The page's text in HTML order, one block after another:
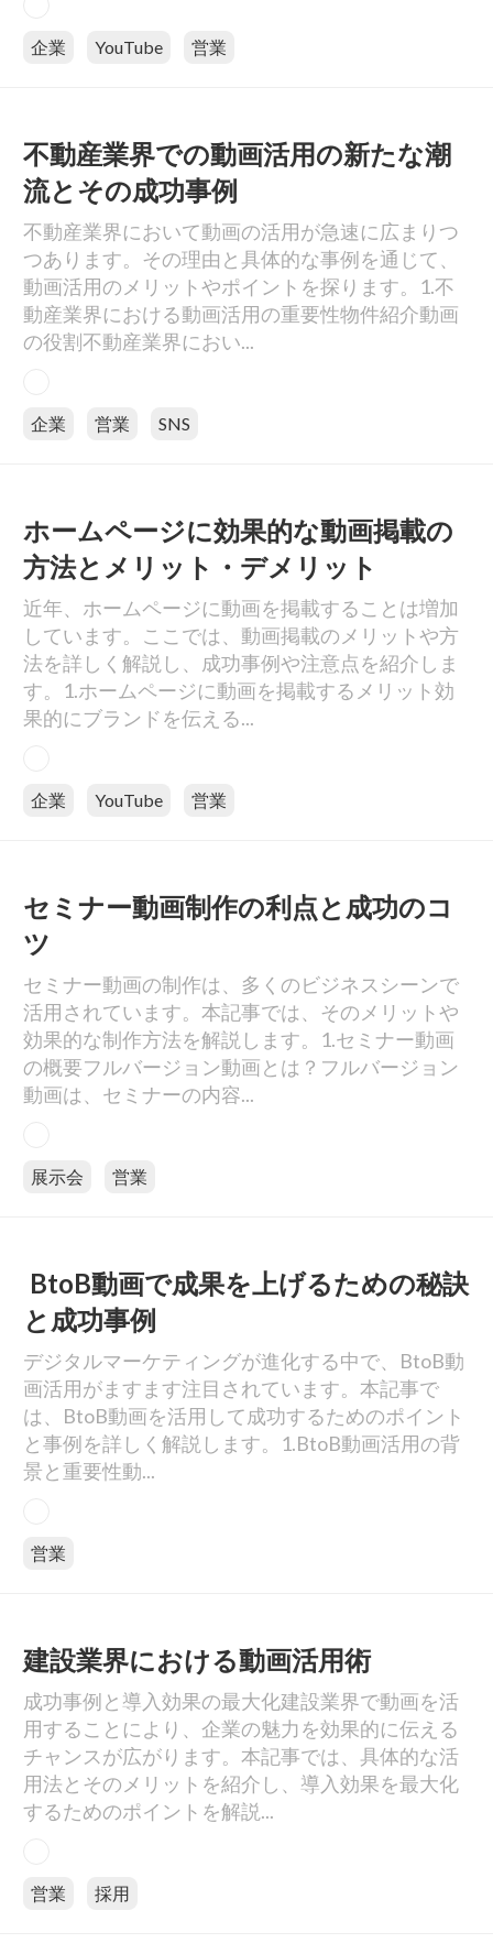
企業 YouTube 営業
不動産業界での動画活用の新たな潮
流とその成功事例
不動産業界において動画の活用が急速に広まりつ
つあります。その理由と具体的な事例を通じて、
動画活用のメリットやポイントを探ります。1.不
動産業界における動画活用の重要性物件紹介動画
の役割不動産業界におい...
企業 営業 SNS
ホームページに効果的な動画掲載の
方法とメリット・デメリット
近年、ホームページに動画を掲載することは増加
しています。ここでは、動画掲載のメリットや方
法を詳しく解説し、成功事例や注意点を紹介しま
す。1.ホームページに動画を掲載するメリット効
果的にブランドを伝える...
企業 YouTube 営業
セミナー動画制作の利点と成功のコ
ツ
セミナー動画の制作は、多くのビジネスシーンで
活用されています。本記事では、そのメリットや
効果的な制作方法を解説します。1.セミナー動画
の概要フルバージョン動画とは？フルバージョン
動画は、セミナーの内容...
展示会 営業
BtoB動画で成果を上げるための秘訣
と成功事例
デジタルマーケティングが進化する中で、BtoB動
画活用がますます注目されています。本記事で
は、BtoB動画を活用して成功するためのポイント
と事例を詳しく解説します。1.BtoB動画活用の背
景と重要性動...
営業
建設業界における動画活用術
成功事例と導入効果の最大化建設業界で動画を活
用することにより、企業の魅力を効果的に伝える
チャンスが広がります。本記事では、具体的な活
用法とそのメリットを紹介し、導入効果を最大化
するためのポイントを解説...
営業 採用